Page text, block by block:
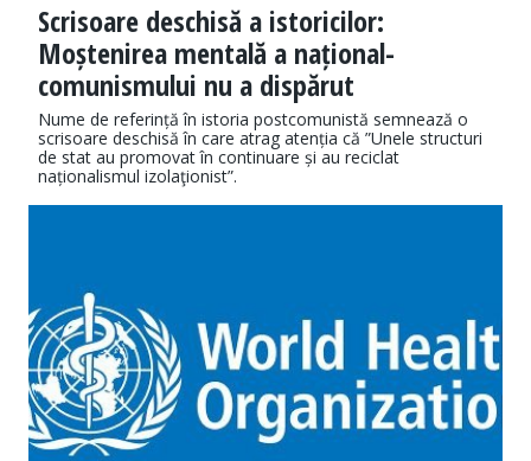
Scrisoare deschisă a istoricilor:
Moștenirea mentală a național-
comunismului nu a dispărut
Nume de referință în istoria postcomunistă semnează o
scrisoare deschisă în care atrag atenția că ”Unele structuri
de stat au promovat în continuare și au reciclat
naționalismul izolaţionist”.